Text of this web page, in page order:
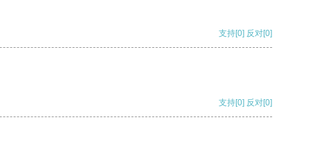
支持[0] 反对[0]
支持[0] 反对[0]